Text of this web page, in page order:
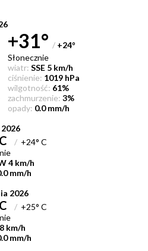
+31° / +24°
Słonecznie
wiatr: SSE 5 km/h
ciśnienie: 1019 hPa
wilgotność: 61%
zachmurzenie: 3%
opady: 0.0 mm/h
/+24° C
4 km/h
mm/h
2026
/+25° C
km/h
mm/h